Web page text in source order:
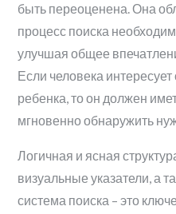
быть переоценена. Она
процесс поиска
улучшая общее
Если человека
ребенка, то он должен
мгновенно обнаружить
Логичная и ясная
визуальные указатели, а
система поиска – это